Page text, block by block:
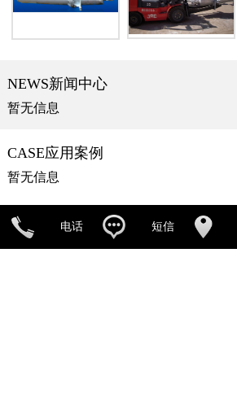
NEWS新闻中心
暂无信息
CASE应用案例
暂无信息
电话 短信